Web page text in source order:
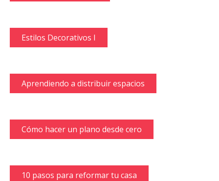
Estilos Decorativos I
Aprendiendo a distribuir espacios
Cómo hacer un plano desde cero
10 pasos para reformar tu casa